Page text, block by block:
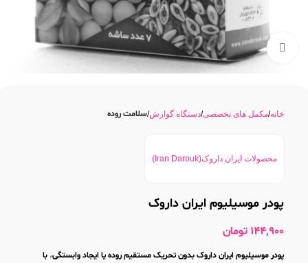
بزرگنمایی تصویر
خانه مکمل های تخصصی دستگاه گوارش سلامت روده
محصولات ایران داروک(Iran Darouk)
پودر موسیلیوم ایران داروک
144,900 تومان
پودر موسیلیوم ایران داروک بدون تحریک مستقیم روده یا ایجاد وابستگی، با